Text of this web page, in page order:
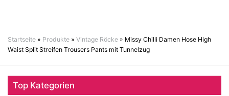
Startseite » Produkte » Vintage Röcke » Missy Chilli Damen Hose High
Waist Split Streifen Trousers Pants mit Tunnelzug
Top Kategorien